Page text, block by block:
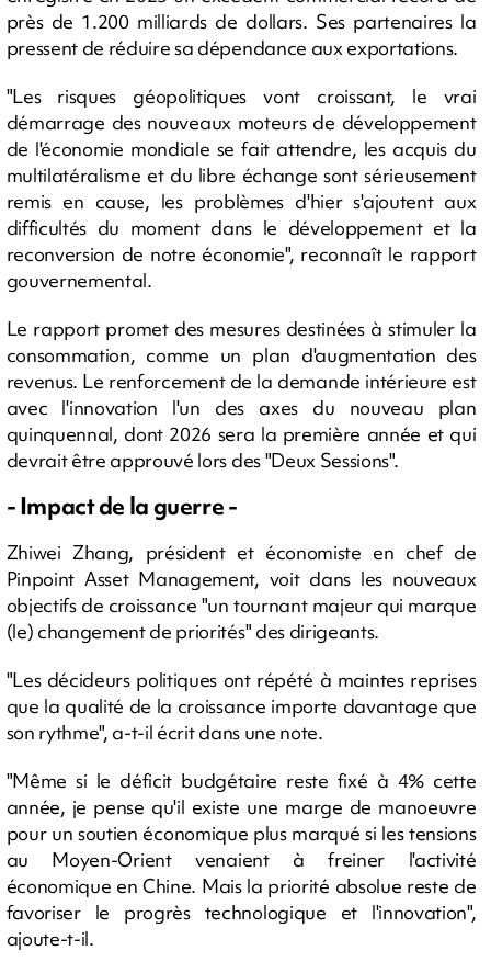
près de 1.200 milliards de dollars. Ses partenaires la
pressent de réduire sa dépendance aux exportations.
"Les risques géopolitiques vont croissant, le vrai
démarrage des nouveaux moteurs de développement
de l'économie mondiale se fait attendre, les acquis du
multilatéralisme et du libre échange sont sérieusement
remis en cause, les problèmes d'hier s'ajoutent aux
difficultés du moment dans le développement et la
reconversion de notre économie", reconnaît le rapport
gouvernemental.
Le rapport promet des mesures destinées à stimuler la
consommation, comme un plan d'augmentation des
revenus. Le renforcement de la demande intérieure est
avec l'innovation l'un des axes du nouveau plan
quinquennal, dont 2026 sera la première année et qui
devrait être approuvé lors des "Deux Sessions".
- Impact de la guerre -
Zhiwei Zhang, président et économiste en chef de
Pinpoint Asset Management, voit dans les nouveaux
objectifs de croissance "un tournant majeur qui marque
(le) changement de priorités" des dirigeants.
"Les décideurs politiques ont répété à maintes reprises
que la qualité de la croissance importe davantage que
son rythme", a-t-il écrit dans une note.
"Même si le déficit budgétaire reste fixé à 4% cette
année, je pense qu'il existe une marge de manoeuvre
pour un soutien économique plus marqué si les tensions
au Moyen-Orient venaient à freiner l'activité
économique en Chine. Mais la priorité absolue reste de
favoriser le progrès technologique et l'innovation",
ajoute-t-il.